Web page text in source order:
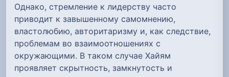
Однако, стремление к лидерству часто
приводит к завышенному самомнению,
властолюбию, авторитаризму и, как следствие,
проблемам во взаимоотношениях с
окружающими. В таком случае Хайям
проявляет скрытность, замкнутость и